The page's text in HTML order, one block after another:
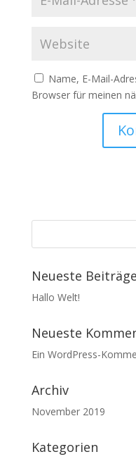
Name, E-Mail-
Browser für meinen
Neueste Beiträge
Hallo Welt!
Neueste
Ein WordPress-
Archiv
November 2019
Kategorien